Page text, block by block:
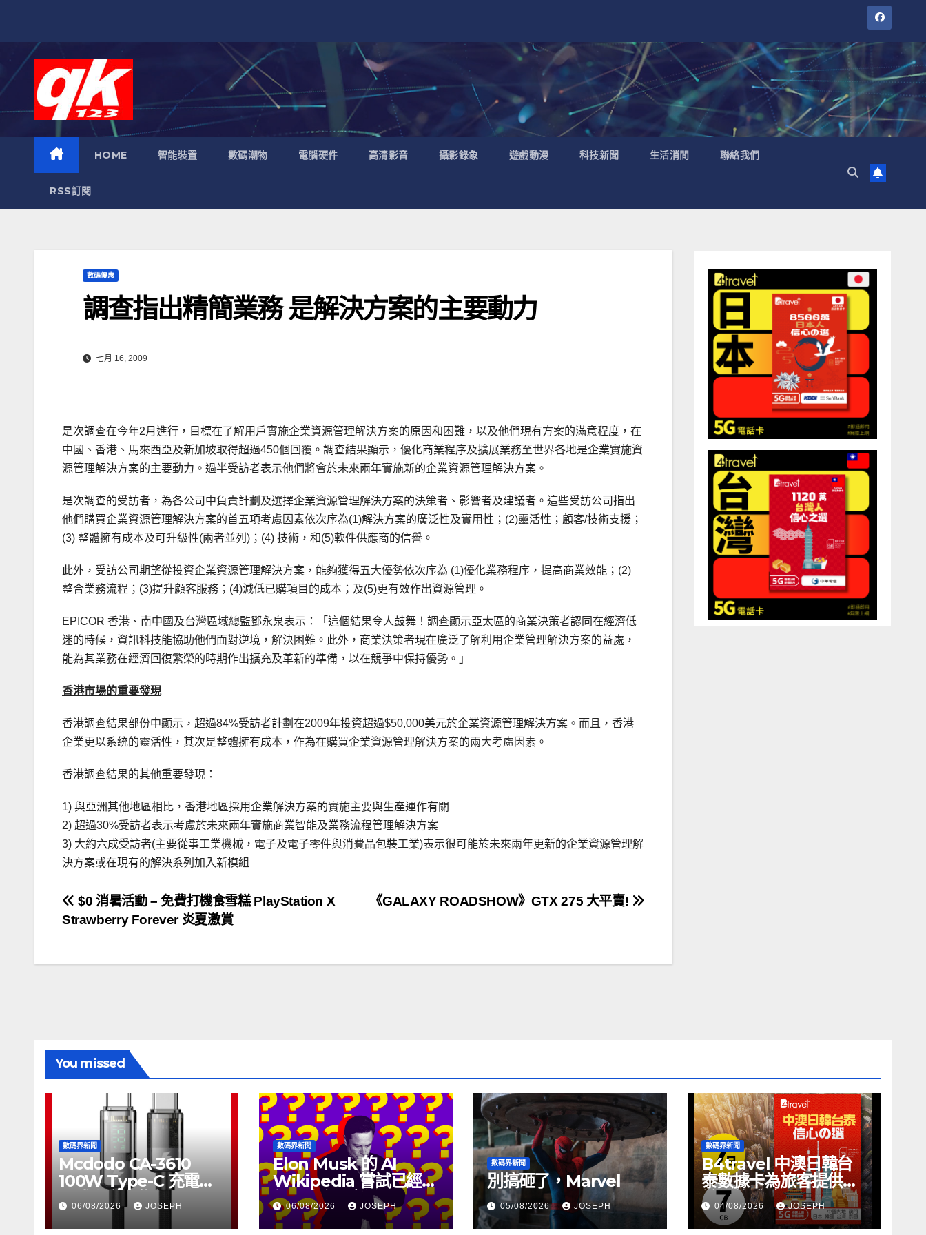
HOME 智能裝置 數碼潮物 電腦硬件 高清影音 攝影錄象 遊戲動漫 科技新聞 生活消閒 聯絡我們
RSS訂閱
數碼優惠
調查指出精簡業務 是解決方案的主要動力
七月 16, 2009
是次調查在今年2月進行，目標在了解用戶實施企業資源管理解決方案的原因和困難，以及他們現有方案的滿意程度，在
中國、香港、馬來西亞及新加坡取得超過450個回覆。調查結果顯示，優化商業程序及擴展業務至世界各地是企業實施資
源管理解決方案的主要動力。過半受訪者表示他們將會於未來兩年實施新的企業資源管理解決方案。
是次調查的受訪者，為各公司中負責計劃及選擇企業資源管理解決方案的決策者、影響者及建議者。這些受訪公司指出
他們購買企業資源管理解決方案的首五項考慮因素依次序為(1)解決方案的廣泛性及實用性；(2)靈活性；顧客/技術支援；
(3) 整體擁有成本及可升級性(兩者並列)；(4) 技術，和(5)軟件供應商的信譽。
此外，受訪公司期望從投資企業資源管理解決方案，能夠獲得五大優勢依次序為 (1)優化業務程序，提高商業效能；(2)
整合業務流程；(3)提升顧客服務；(4)減低已購項目的成本；及(5)更有效作出資源管理。
EPICOR 香港、南中國及台灣區域總監鄧永泉表示：「這個結果令人鼓舞！調查顯示亞太區的商業決策者認同在經濟低
迷的時候，資訊科技能協助他們面對逆境，解決困難。此外，商業決策者現在廣泛了解利用企業管理解決方案的益處，
能為其業務在經濟回復繁榮的時期作出擴充及革新的準備，以在競爭中保持優勢。」
香港市場的重要發現
香港調查結果部份中顯示，超過84%受訪者計劃在2009年投資超過$50,000美元於企業資源管理解決方案。而且，香港
企業更以系統的靈活性，其次是整體擁有成本，作為在購買企業資源管理解決方案的兩大考慮因素。
香港調查結果的其他重要發現：
1) 與亞洲其他地區相比，香港地區採用企業解決方案的實施主要與生產運作有關
2) 超過30%受訪者表示考慮於未來兩年實施商業智能及業務流程管理解決方案
3) 大約六成受訪者(主要從事工業機械，電子及電子零件與消費品包裝工業)表示很可能於未來兩年更新的企業資源管理解
決方案或在現有的解決系列加入新模組
文
導
《GALAXY ROADSHOW》GTX 275 大平賣!
$0 消暑活動 – 免費打機食雪糕 PlayStation X
Strawberry Forever 炎夏激賞
You missed
數碼界新聞
Mcdodo CA-3610
100W Type-C 充電線
正式上市，售價
HK$115
06/08/2026 JOSEPH
數碼界新聞
Elon Musk 的 AI
Wikipedia 嘗試已經幾
個月沒有更新了
06/08/2026 JOSEPH
數碼界新聞
別搞砸了，Marvel
05/08/2026 JOSEPH
數碼界新聞
B4travel 中澳日韓台
泰數據卡為旅客提供無
縫網絡體驗
04/08/2026 JOSEPH